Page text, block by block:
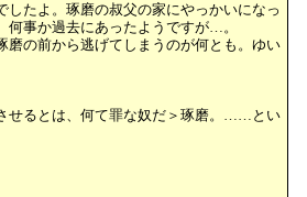
たよ。琢磨の叔父の家にやっかいになっ
事か過去にあったようですが…。
の前から逃げてしまうのが何とも。ゆい
せるとは、何て罪な奴だ＞琢磨。……とい